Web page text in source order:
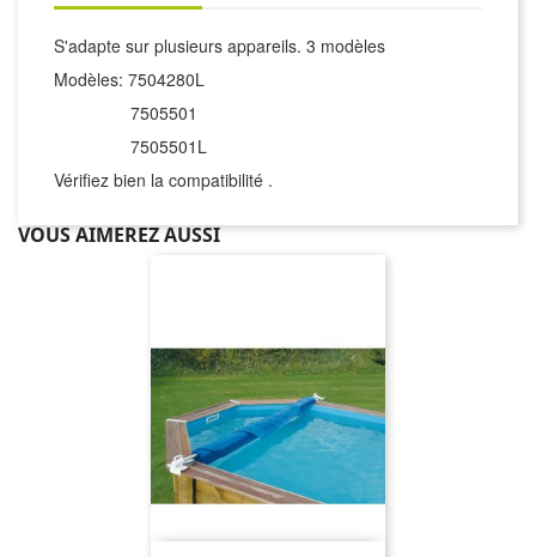
S'adapte sur plusieurs appareils. 3 modèles
Modèles: 7504280L
7505501
7505501L
Vérifiez bien la compatibilité .
VOUS AIMEREZ AUSSI